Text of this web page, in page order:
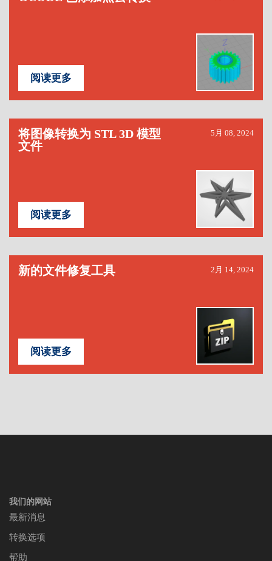
阅读更多
将图像转换为 STL 3D 模型
文件
5月 08, 2024
阅读更多
新的文件修复工具 2月 14, 2024
阅读更多
我们的网站
最新消息
转换选项
帮助